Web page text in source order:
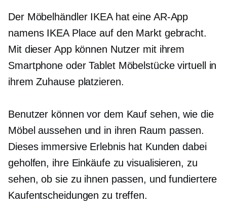
Der Möbelhändler IKEA hat eine AR-App
namens IKEA Place auf den Markt gebracht.
Mit dieser App können Nutzer mit ihrem
Smartphone oder Tablet Möbelstücke virtuell in
ihrem Zuhause platzieren.
Benutzer können vor dem Kauf sehen, wie die
Möbel aussehen und in ihren Raum passen.
Dieses immersive Erlebnis hat Kunden dabei
geholfen, ihre Einkäufe zu visualisieren, zu
sehen, ob sie zu ihnen passen, und fundiertere
Kaufentscheidungen zu treffen.